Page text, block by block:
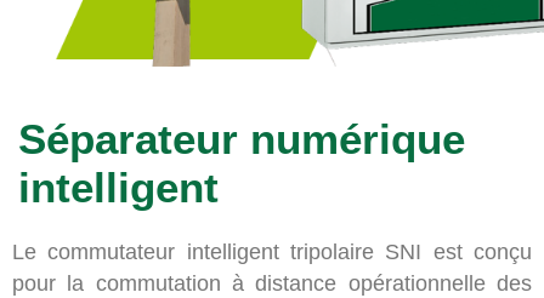
Séparateur numérique
intelligent
Le commutateur intelligent tripolaire SNI est conçu
pour la commutation à distance opérationnelle des